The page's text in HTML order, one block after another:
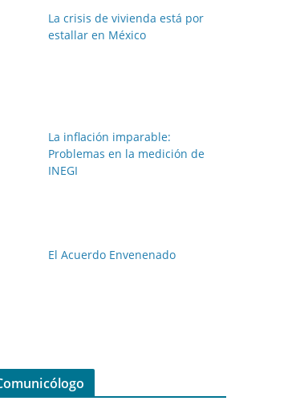
La crisis de vivienda está por
estallar en México
La inflación imparable:
Problemas en la medición de
INEGI
El Acuerdo Envenenado